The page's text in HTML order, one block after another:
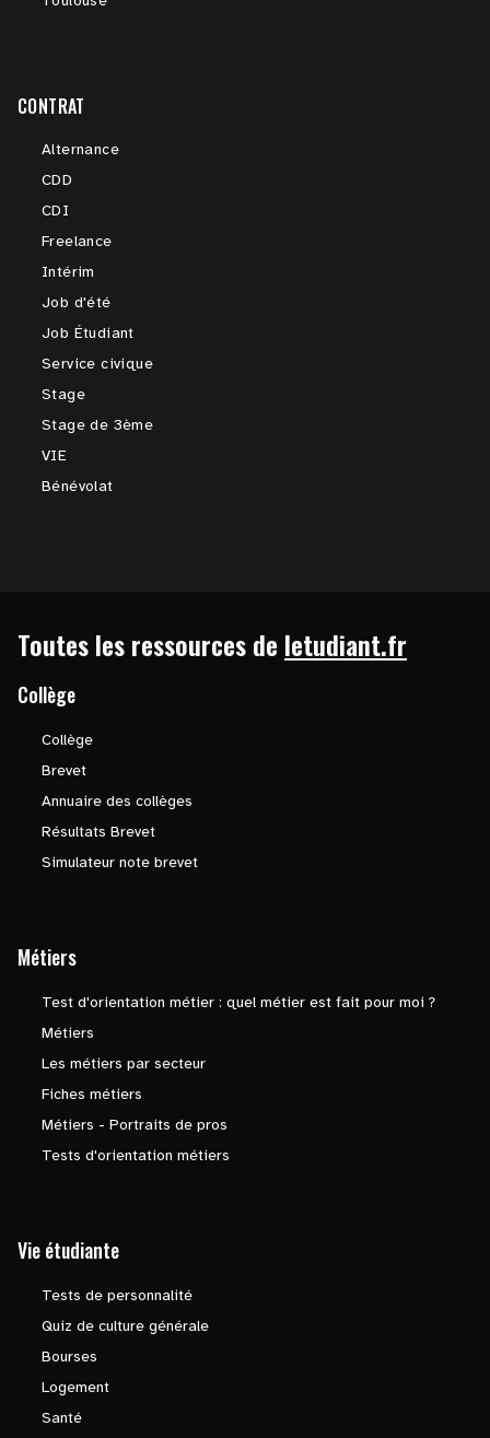
CONTRAT
Alternance
CDD
CDI
Freelance
Intérim
Job d'été
Job Étudiant
Service civique
Stage
Stage de 3ème
VIE
Bénévolat
Toutes les ressources de letudiant.fr
Collège
Collège
Brevet
Annuaire des collèges
Résultats Brevet
Simulateur note brevet
Métiers
Test d'orientation métier : quel métier est fait pour moi ?
Métiers
Les métiers par secteur
Fiches métiers
Métiers - Portraits de pros
Tests d'orientation métiers
Vie étudiante
Tests de personnalité
Quiz de culture générale
Bourses
Logement
Santé